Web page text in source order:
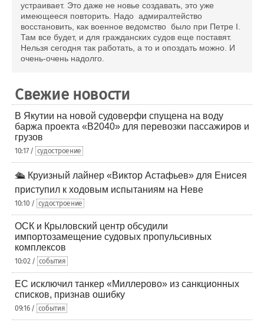
устраивает. Это даже не новье создавать, это уже
имеющееся повторить. Надо адмиралтейство
восстановить, как военное ведомство было при Петре I.
Там все будет, и для гражданских судов еще поставят.
Нельзя сегодня так работать, а то и опоздать можно. И
очень-очень надолго.
Свежие новости
В Якутии на новой судоверфи спущена на воду
баржа проекта «В2040» для перевозки пассажиров и
грузов
10:17 / судостроение
🛳️ Круизный лайнер «Виктор Астафьев» для Енисея
приступил к ходовым испытаниям на Неве
10:10 / судостроение
ОСК и Крыловский центр обсудили
импортозамещение судовых пропульсивных
комплексов
10:02 / события
ЕС исключил танкер «Миллерово» из санкционных
списков, признав ошибку
09:16 / события